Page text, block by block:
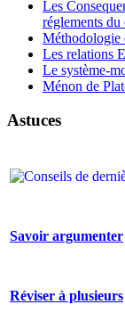
Les
réglements
Méthodologie
Les relations
Le système-
Ménon de
Astuces
Savoir argumenter
Réviser à plusieurs